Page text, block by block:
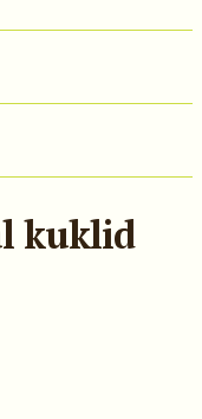
kuklid